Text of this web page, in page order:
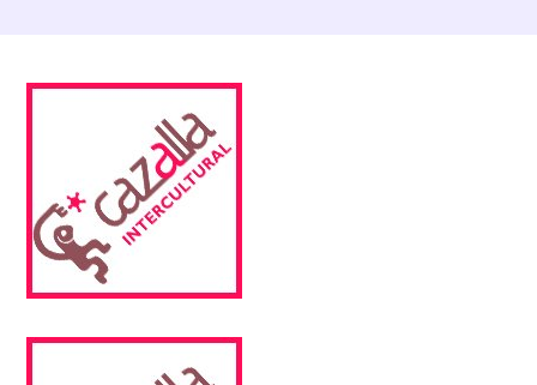
Dettagli Post Magazine